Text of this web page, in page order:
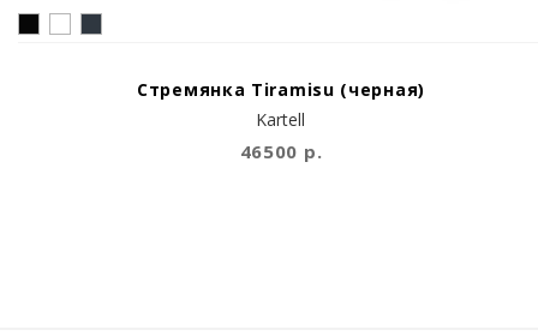
Kartell
Стремянка Tiramisu (черная)
46500 р.